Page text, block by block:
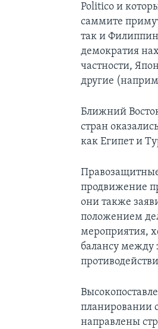
Politico и
саммите
так и
демократия
частности,
другие
Ближний
стран
как Египет и
продвижение
они также
положением
мероприятия,
балансу между
планировании
направлены